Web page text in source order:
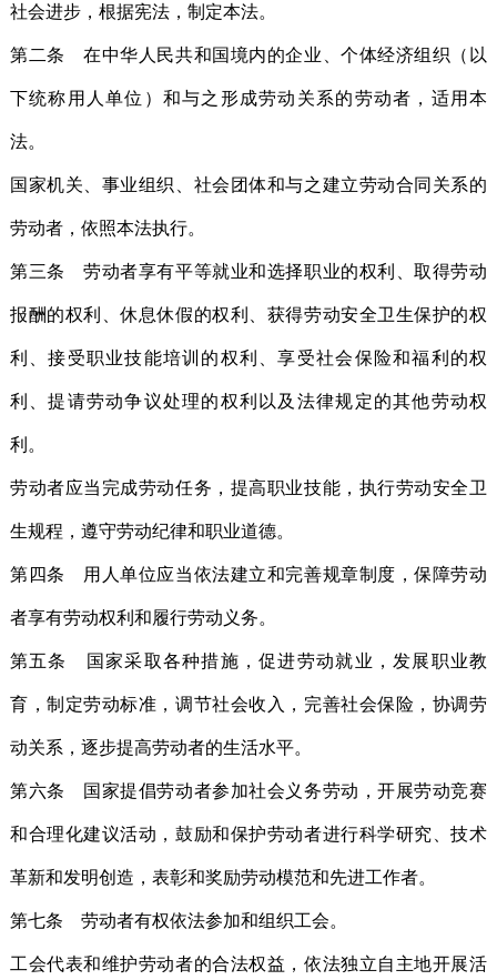
社会进步，根据宪法，制定本法。
第二条 在中华人民共和国境内的企业、个体经济组织（以
下统称用人单位）和与之形成劳动关系的劳动者，适用本
法。
国家机关、事业组织、社会团体和与之建立劳动合同关系的
劳动者，依照本法执行。
第三条 劳动者享有平等就业和选择职业的权利、取得劳动
报酬的权利、休息休假的权利、获得劳动安全卫生保护的权
利、接受职业技能培训的权利、享受社会保险和福利的权
利、提请劳动争议处理的权利以及法律规定的其他劳动权
利。
劳动者应当完成劳动任务，提高职业技能，执行劳动安全卫
生规程，遵守劳动纪律和职业道德。
第四条 用人单位应当依法建立和完善规章制度，保障劳动
者享有劳动权利和履行劳动义务。
第五条 国家采取各种措施，促进劳动就业，发展职业教
育，制定劳动标准，调节社会收入，完善社会保险，协调劳
动关系，逐步提高劳动者的生活水平。
第六条 国家提倡劳动者参加社会义务劳动，开展劳动竞赛
和合理化建议活动，鼓励和保护劳动者进行科学研究、技术
革新和发明创造，表彰和奖励劳动模范和先进工作者。
第七条 劳动者有权依法参加和组织工会。
工会代表和维护劳动者的合法权益，依法独立自主地开展活